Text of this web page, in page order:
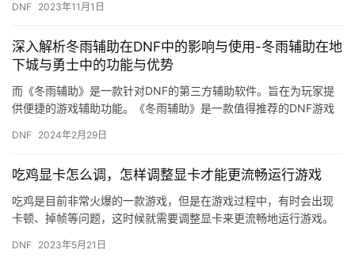
DNF 2023年11月1日
深入解析冬雨辅助在DNF中的影响与使用-冬雨辅助在地
下城与勇士中的功能与优势
而《冬雨辅助》是一款针对DNF的第三方辅助软件。旨在为玩家提
供便捷的游戏辅助功能。《冬雨辅助》是一款值得推荐的DNF游戏
DNF 2024年2月29日
吃鸡显卡怎么调，怎样调整显卡才能更流畅运行游戏
吃鸡是目前非常火爆的一款游戏，但是在游戏过程中，有时会出现
卡顿、掉帧等问题，这时候就需要调整显卡来更流畅地运行游戏。
求是…
DNF 2023年5月21日